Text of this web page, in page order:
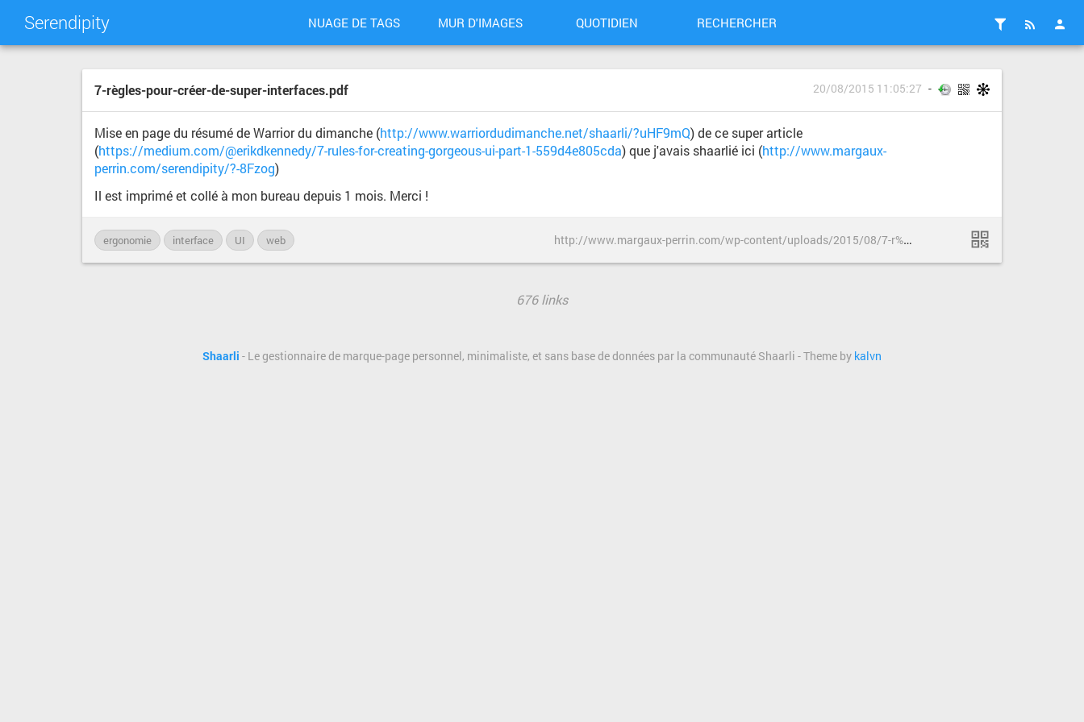
Serendipity NUAGE DE TAGS MUR D'IMAGES QUOTIDIEN RECHERCHER
7-règles-pour-créer-de-super-interfaces.pdf 20/08/2015 11:05:27
Mise en page du résumé de Warrior du dimanche (http://www.warriordudimanche.net/shaarli/?uHF9mQ) de ce super article
(https://medium.com/@erikdkennedy/7-rules-for-creating-gorgeous-ui-part-1-559d4e805cda) que j'avais shaarlié ici (http://www.margaux-
perrin.com/serendipity/?-8Fzog)
Il est imprimé et collé à mon bureau depuis 1 mois. Merci !
ergonomie interface UI web h
ttp://www.margaux-perrin.com/wp-content/uploads/2015/08/7-r%C3%A8gles-pour-cr%C3%A9er-de-super-interfaces.pdf
676 links
Shaarli - Le gestionnaire de marque-page personnel, minimaliste, et sans base de données par la communauté Shaarli - Theme by kalvn